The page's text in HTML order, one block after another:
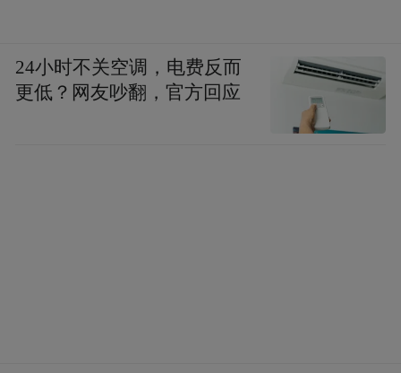
24小时不关空调，电费反而
更低？网友吵翻，官方回应